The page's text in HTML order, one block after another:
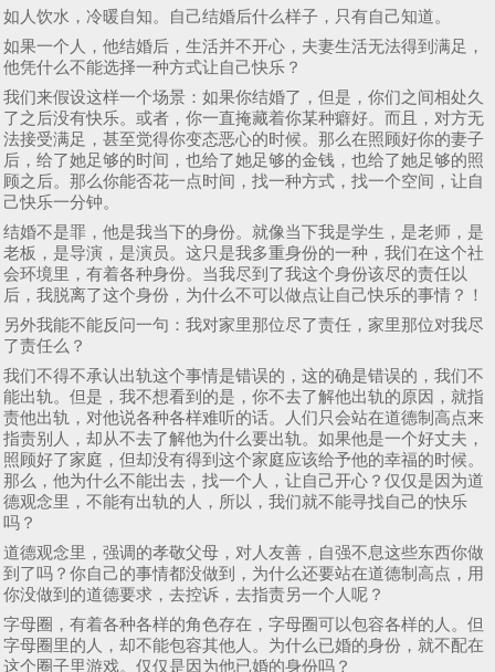
如人饮水，冷暖自知。自己结婚后什么样子，只有自己知道。
如果一个人，他结婚后，生活并不开心，夫妻生活无法得到满足，
他凭什么不能选择一种方式让自己快乐？
我们来假设这样一个场景：如果你结婚了，但是，你们之间相处久
了之后没有快乐。或者，你一直掩藏着你某种癖好。而且，对方无
法接受满足，甚至觉得你变态恶心的时候。那么在照顾好你的妻子
后，给了她足够的时间，也给了她足够的金钱，也给了她足够的照
顾之后。那么你能否花一点时间，找一种方式，找一个空间，让自
己快乐一分钟。
结婚不是罪，他是我当下的身份。就像当下我是学生，是老师，是
老板，是导演，是演员。这只是我多重身份的一种，我们在这个社
会环境里，有着各种身份。当我尽到了我这个身份该尽的责任以
后，我脱离了这个身份，为什么不可以做点让自己快乐的事情？！
另外我能不能反问一句：我对家里那位尽了责任，家里那位对我尽
了责任么？
我们不得不承认出轨这个事情是错误的，这的确是错误的，我们不
能出轨。但是，我不想看到的是，你不去了解他出轨的原因，就指
责他出轨，对他说各种各样难听的话。人们只会站在道德制高点来
指责别人，却从不去了解他为什么要出轨。如果他是一个好丈夫，
照顾好了家庭，但却没有得到这个家庭应该给予他的幸福的时候。
那么，他为什么不能出去，找一个人，让自己开心？仅仅是因为道
德观念里，不能有出轨的人，所以，我们就不能寻找自己的快乐
吗？
道德观念里，强调的孝敬父母，对人友善，自强不息这些东西你做
到了吗？你自己的事情都没做到，为什么还要站在道德制高点，用
你没做到的道德要求，去控诉，去指责另一个人呢？
字母圈，有着各种各样的角色存在，字母圈可以包容各样的人。但
字母圈里的人，却不能包容其他人。为什么已婚的身份，就不配在
这个圈子里游戏。仅仅是因为他已婚的身份吗？